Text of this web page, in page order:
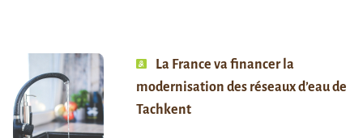
La France va financer la
modernisation des réseaux d’eau de
Tachkent